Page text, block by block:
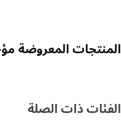
المعروضة
ذات الصلة